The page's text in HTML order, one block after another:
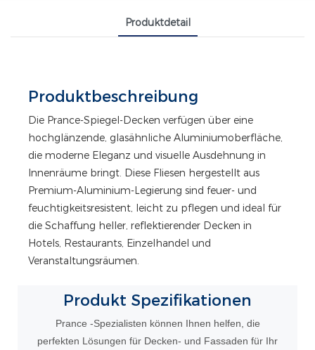
Produktdetail
Produktbeschreibung
Die Prance-Spiegel-Decken verfügen über eine
hochglänzende, glasähnliche Aluminiumoberfläche,
die moderne Eleganz und visuelle Ausdehnung in
Innenräume bringt. Diese Fliesen hergestellt aus
Premium-Aluminium-Legierung sind feuer- und
feuchtigkeitsresistent, leicht zu pflegen und ideal für
die Schaffung heller, reflektierender Decken in
Hotels, Restaurants, Einzelhandel und
Veranstaltungsräumen.
Produkt Spezifikationen
Prance -Spezialisten können Ihnen helfen, die
perfekten Lösungen für Decken- und Fassaden für Ihr